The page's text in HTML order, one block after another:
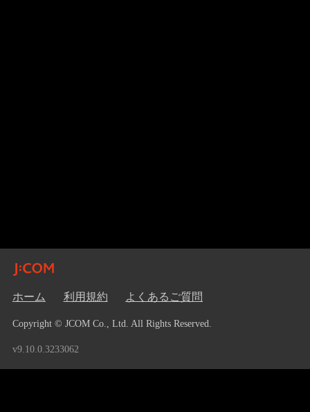
ホーム 利用規約 よくあるご質問
Copyright © JCOM Co., Ltd. All Rights Reserved.
v9.10.0.3233062